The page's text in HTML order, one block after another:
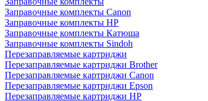
Заправочные комплекты Canon
Заправочные комплекты HP
Заправочные комплекты Катюша
Заправочные комплекты Sindoh
Перезаправляемые картриджи
Перезаправляемые картриджи Brother
Перезаправляемые картриджи Canon
Перезаправляемые картриджи Epson
Перезаправляемые картриджи HP